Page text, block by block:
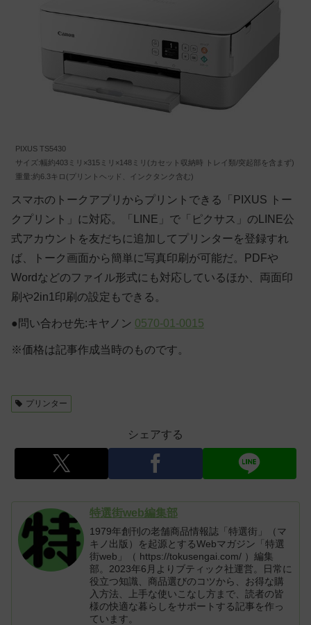
PIXUS TS5430
サイズ:幅約403ミリ×315ミリ×148ミリ(カセット収納時 トレイ類/突起部を含まず)
重量:約6.3キロ(プリントヘッド、インクタンク含む)
スマホのトークアプリからプリントできる「PIXUS トー
クプリント」に対応。「LINE」で「ピクサス」のLINE公
式アカウントを友だちに追加してプリンターを登録すれ
ば、トーク画面から簡単に写真印刷が可能だ。PDFや
Wordなどのファイル形式にも対応しているほか、両面印
刷や2in1印刷の設定もできる。
●問い合わせ先:キヤノン 0570-01-0015
※価格は記事作成当時のものです。
プリンター
シェアする
特選街web編集部
1979年創刊の老舗商品情報誌「特選街」（マ
キノ出版）を起源とするWebマガジン「特選
街web」（ https://tokusengai.com/ ）編集
部。2023年6月よりブティック社運営。日常に
役立つ知識、商品選びのコツから、お得な購
入方法、上手な使いこなし方まで、読者の皆
様の快適な暮らしをサポートする記事を作っ
ています。